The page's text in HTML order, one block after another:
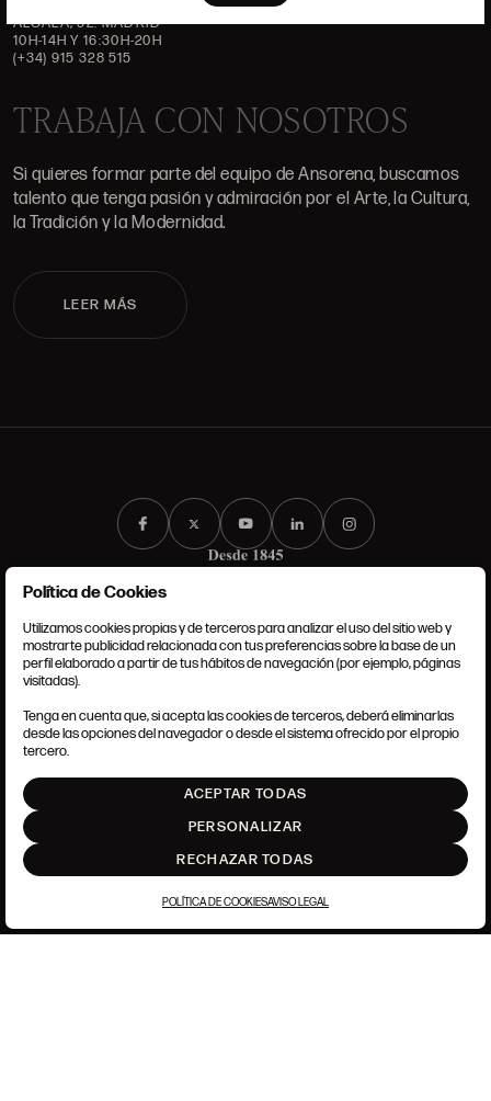
ALCALÁ, 52. MADRID
10H-14H Y 16:30H-20H
(+34) 915 328 515
TRABAJA CON NOSOTROS
Si quieres formar parte del equipo de Ansorena, buscamos
talento que tenga pasión y admiración por el Arte, la Cultura,
la Tradición y la Modernidad.
LEER MÁS
CONDICIONES GENERALES
POLÍTICA DE COOKIES
AJUSTE DE COOKIES
Política de Cookies
Utilizamos cookies propias y de terceros para analizar el uso del sitio web y
mostrarte publicidad relacionada con tus preferencias sobre la base de un
perfil elaborado a partir de tus hábitos de navegación (por ejemplo, páginas
visitadas).
Tenga en cuenta que, si acepta las cookies de terceros, deberá eliminarlas
desde las opciones del navegador o desde el sistema ofrecido por el propio
tercero.
ACEPTAR TODAS
PERSONALIZAR
RECHAZAR TODAS
POLÍTICA DE COOKIESAVISO LEGAL